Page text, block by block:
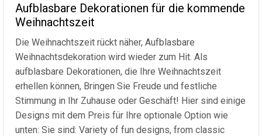
Aufblasbare Dekorationen für die kommende
Weihnachtszeit
Die Weihnachtszeit rückt näher, Aufblasbare
Weihnachtsdekoration wird wieder zum Hit. Als
aufblasbare Dekorationen, die Ihre Weihnachtszeit
erhellen können, Bringen Sie Freude und festliche
Stimmung in Ihr Zuhause oder Geschäft! Hier sind einige
Designs mit dem Preis für Ihre optionale Option wie
unten: Sie sind: Variety of fun designs, from classic